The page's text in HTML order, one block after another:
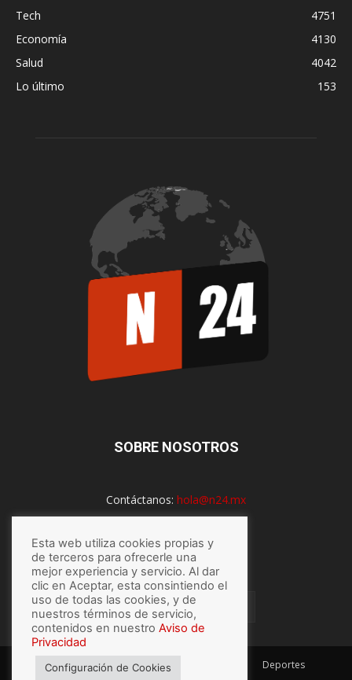
Tech
4751
Economía
4130
Salud
4042
Lo último
153
SOBRE NOSOTROS
Contáctanos: hola@n24.mx
SÍGUENOS
México Mundo Economía
Deportes
Esta web utiliza cookies propias y
de terceros para ofrecerle una
mejor experiencia y servicio. Al dar
clic en Aceptar, esta consintiendo el
uso de todas las cookies, y de
nuestros términos de servicio,
contenidos en nuestro Aviso de
Privacidad
Configuración de Cookies